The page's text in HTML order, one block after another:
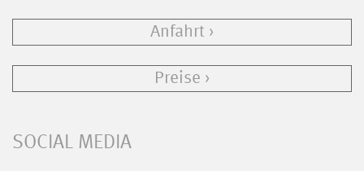
Anfahrt
Preise
SOCIAL MEDIA